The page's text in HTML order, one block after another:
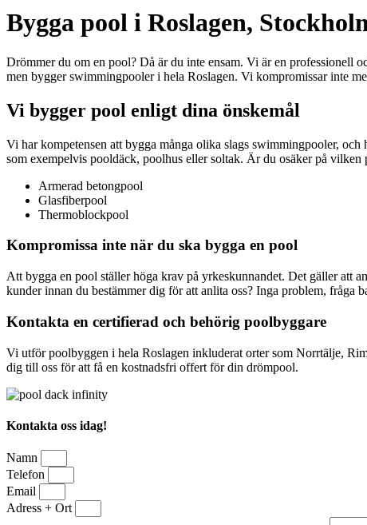
Bygga pool i Roslagen,
Drömmer du om en pool? Då är du inte ensam. Vi är en professionell
men bygger swimmingpooler i hela Roslagen. Vi kompromissar inte
Vi bygger pool enligt dina önskemål
Vi har kompetensen att bygga många olika slags swimmingpooler,
som exempelvis pooldäck, poolhus eller soltak. Är du osäker på
Armerad betongpool
Glasfiberpool
Thermoblockpool
Kompromissa inte när du ska bygga en pool
Att bygga en pool ställer höga krav på yrkeskunnandet. Det gäller att
kunder innan du bestämmer dig för att anlita oss? Inga problem, fråga
Kontakta en certifierad och behörig poolbyggare
Vi utför poolbyggen i hela Roslagen inkluderat orter som Norrtälje,
dig till oss för att få en kostnadsfri offert för din drömpool.
Kontakta oss idag!
Namn
Telefon
Email
Adress + Ort